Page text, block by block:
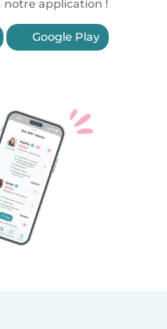
notre application !
Google Play